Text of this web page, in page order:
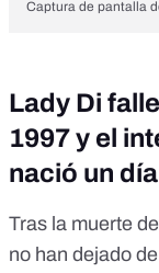
Captura de pantalla
Lady Di
1997 y el
nació un
Tras la muerte
no han dejado